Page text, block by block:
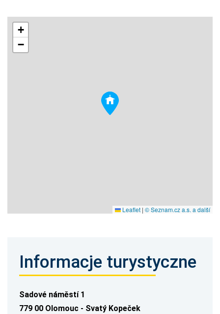
+
−
Leaflet | © Seznam.cz a.s. a další
Informacje turystyczne
Sadové náměstí 1
779 00 Olomouc - Svatý Kopeček